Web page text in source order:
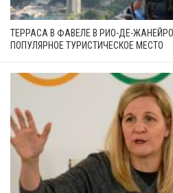
ТЕРРАСА В ФАВЕЛЕ В РИО-ДЕ-
ПОПУЛЯРНОЕ ТУРИСТИЧЕСКОЕ МЕСТО